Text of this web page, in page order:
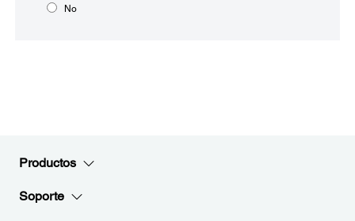
No
Productos
Soporte